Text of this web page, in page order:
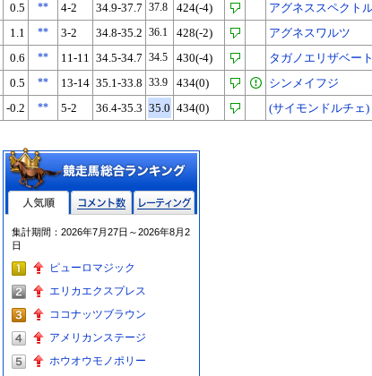
0.5 ** 4-2 34.9-37.7 37.8 424(-4)
アグネススペクト
1.1 ** 3-2 34.8-35.2 36.1 428(-2)
アグネスワルツ
0.6 ** 11-11 34.5-34.7 34.5 430(-4)
タガノエリザベー
0.5 ** 13-14 35.1-33.8 33.9 434(0)
シンメイフジ
-0.2 ** 5-2 36.4-35.3 35.0 434(0) (サイモンドルチェ)
グ
集計期間：2026年7月27日～2026年8月2
日
ピューロマジック
エリカエクスプレス
ココナッツブラウン
アメリカンステージ
ホウオウモノポリー